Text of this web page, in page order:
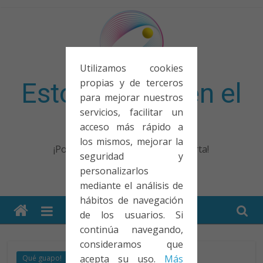
Utilizamos cookies
propias y de terceros
para mejorar nuestros
servicios, facilitar un
acceso más rápido a
los mismos, mejorar la
seguridad y
personalizarlos
mediante el análisis de
hábitos de navegación
de los usuarios. Si
continúa navegando,
consideramos que
acepta su uso. Más
Esto no entra en el
examen
¡Porque no solo el examen importa!
Qué guapo!